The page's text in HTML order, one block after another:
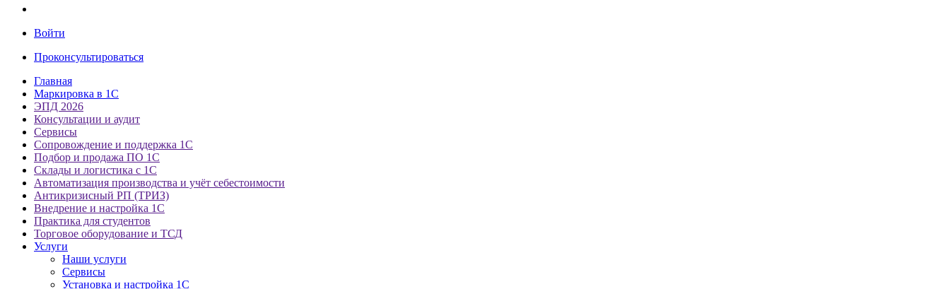
Войти
Проконсультироваться
Главная
Маркировка в 1С
ЭПД 2026
Консультации и аудит
Сервисы
Сопровождение и поддержка 1С
Подбор и продажа ПО 1С
Склады и логистика с 1С
Автоматизация производства и учёт себестоимости
Антикризисный РП (ТРИЗ)
Внедрение и настройка 1С
Практика для студентов
Торговое оборудование и ТСД
Услуги
Наши услуги
Сервисы
Установка и настройка 1С